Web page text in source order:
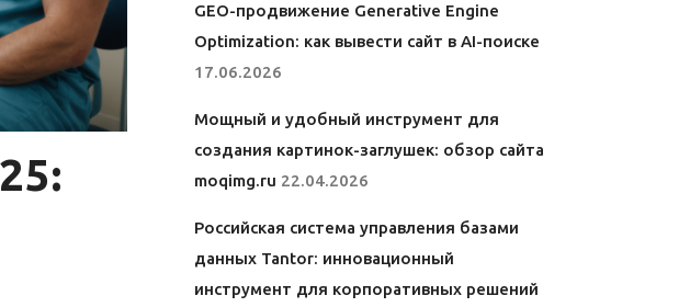
GEO-продвижение Generative Engine
Optimization: как вывести сайт в AI-поиске
17.06.2026
Мощный и удобный инструмент для
создания картинок-заглушек: обзор сайта
moqimg.ru 22.04.2026
Российская система управления базами
данных Tantor: инновационный
инструмент для корпоративных решений